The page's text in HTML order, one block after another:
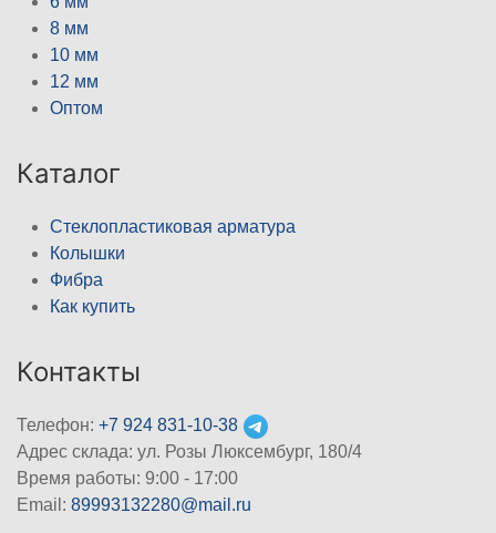
8 мм
10 мм
12 мм
Оптом
Каталог
Стеклопластиковая арматура
Колышки
Фибра
Как купить
Контакты
Телефон: +7 924 831-10-38
Адрес склада: ул. Розы Люксембург, 180/4
Время работы: 9:00 - 17:00
Email: 89993132280@mail.ru